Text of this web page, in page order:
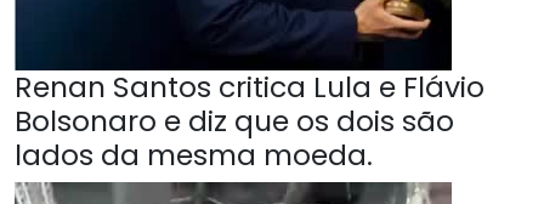
Renan Santos critica Lula e Flávio
Bolsonaro e diz que os dois são
lados da mesma moeda.